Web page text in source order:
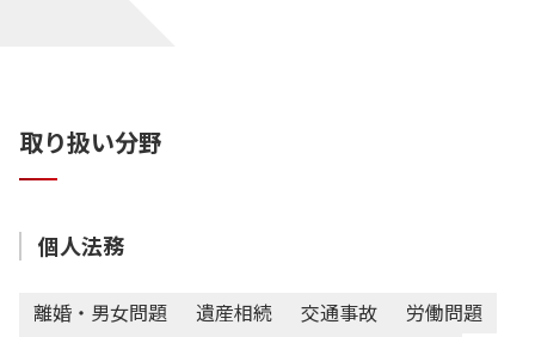
取り扱い分野
個人法務
離婚・男女問題 遺産相続 交通事故
労働問題